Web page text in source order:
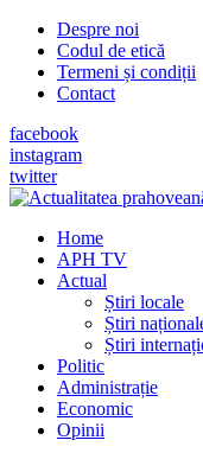
Despre noi
Codul de etică
Termeni și condiții
Contact
facebook
instagram
twitter
Home
APH TV
Actual
Știri locale
Știri
Știri
Politic
Administrație
Economic
Opinii